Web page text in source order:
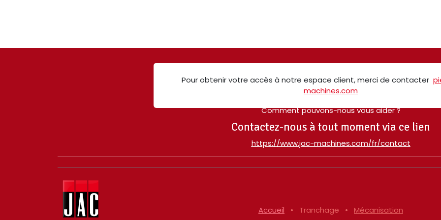
Pour obtenir votre accès à notre espace client, merci de contacter
machines.com
Comment pouvons-nous vous aider ?
Contactez-nous à tout moment via ce lien
​https://www.jac-machines.com/fr/contact
Accueil • Tranchage • Mécanisation